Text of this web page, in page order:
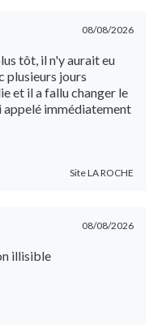
08/08/2026
tôt, il n'y aurait eu
plusieurs jours
et il a fallu changer le
immédiatement
SiteLA ROCHE
08/08/2026
illisible